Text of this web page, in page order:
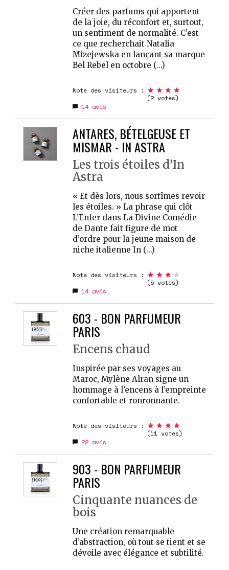
Créer des parfums qui apportent
de la joie, du réconfort et, surtout,
un sentiment de normalité. C’est
ce que recherchait Natalia
Mizejewska en lançant sa marque
Bel Rebel en octobre (...)
Note des visiteurs :
(2 votes)
14avis
ANTARES, BÉTELGEUSE ET
MISMAR - IN ASTRA
Les trois étoiles d’In
Astra
« Et dès lors, nous sortîmes revoir
les étoiles. » La phrase qui clôt
L’Enfer dans La Divine Comédie
de Dante fait figure de mot
d’ordre pour la jeune maison de
niche italienne In (...)
Note des visiteurs :
(5 votes)
14avis
603 - BON PARFUMEUR
PARIS
Encens chaud
Inspirée par ses voyages au
Maroc, Mylène Alran signe un
hommage à l’encens à l’empreinte
confortable et ronronnante.
Note des visiteurs :
(11 votes)
22 avis
903 - BON PARFUMEUR
PARIS
Cinquante nuances de
bois
Une création remarquable
d’abstraction, où tout se tient et se
dévoile avec élégance et subtilité.